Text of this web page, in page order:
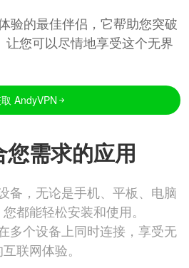
验的最佳伴侣，它帮助您突破
您可以尽情地享受这个无界
AndyVPN
需求的应用
备，无论是手机、平板、电脑
都能轻松安装和使用。
多个设备上同时连接，享受无
联网体验。